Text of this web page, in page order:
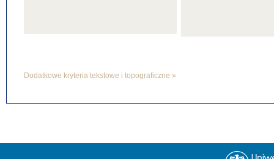
Dodatkowe kryteria tekstowe i topograficzne »